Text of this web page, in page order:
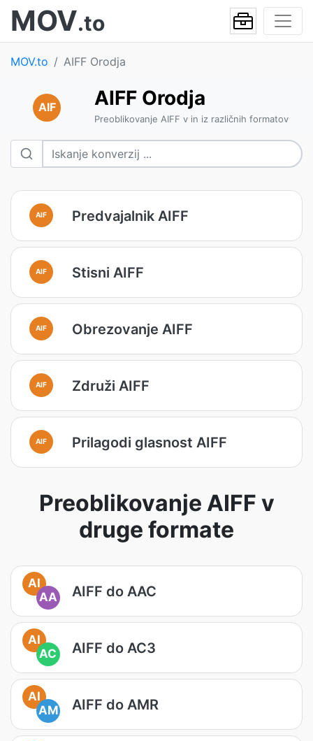
MOV.to
MOV.to AIFF Orodja
AIF AIFF Orodja
Preoblikovanje AIFF v in iz različnih formatov
AIF Predvajalnik AIFF
AIF Stisni AIFF
AIF Obrezovanje AIFF
AIF Združi AIFF
AIF Prilagodi glasnost AIFF
Preoblikovanje AIFF v
druge formate
AI
AA
AIFF do AAC
AI
AC
AIFF do AC3
AI
AM
AIFF do AMR